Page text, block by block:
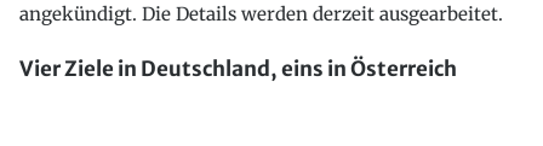
angekündigt. Die Details werden derzeit ausgearbeitet.
Vier Ziele in Deutschland, eins in Österreich